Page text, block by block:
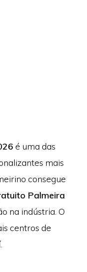
é uma das
mais
consegue
Palmeira
na indústria. O
centros de